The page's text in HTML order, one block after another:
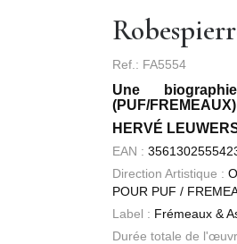
Ref.: FA5554
Une
(PUF/FREMEAUX)
HERVÉ
EAN :
Direction Artistique :
POUR PUF /
Label : Frémeaux &
Durée totale de